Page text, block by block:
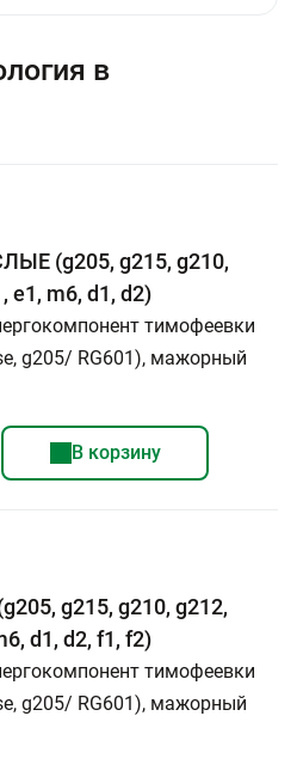
в
(g205, g215, g210,
e1, m6, d1, d2)
тимофеевки
g205/ RG601), мажорный
В корзину
g215, g210, g212,
d1, d2, f1, f2)
тимофеевки
g205/ RG601), мажорный